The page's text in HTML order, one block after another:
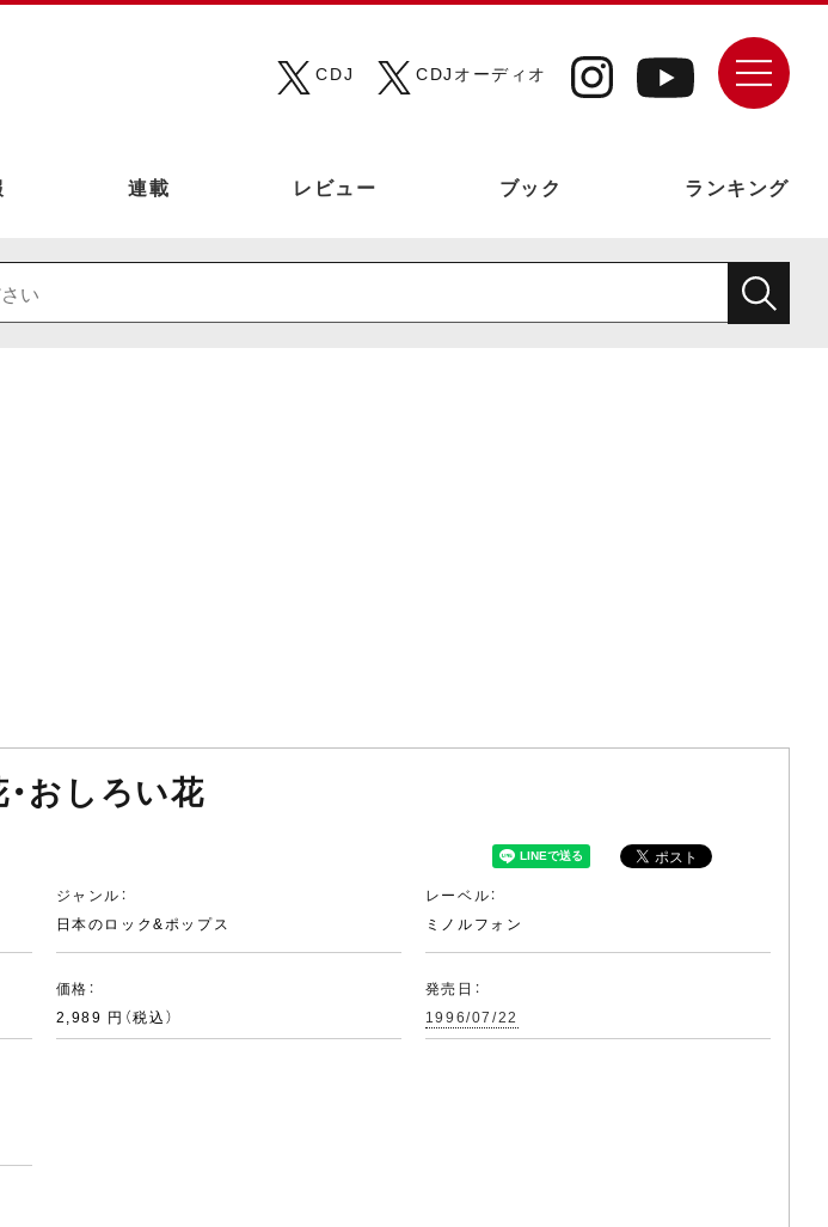
CDJ
CDJオーディオ
連載 レビュー ブック ランキング
おしろい花
ジャンル：
日本のロック&ポップス
レーベル：
ミノルフォン
価格：
2,989 円（税込）
発売日：
1996/07/22